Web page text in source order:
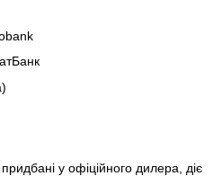
у офіційного дилера, діє